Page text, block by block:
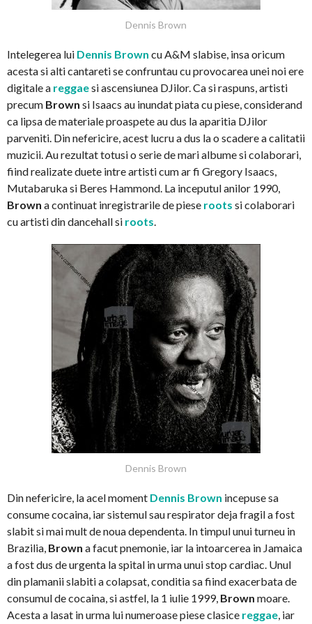
Dennis Brown
Intelegerea lui Dennis Brown cu A&M slabise, insa oricum
acesta si alti cantareti se confruntau cu provocarea unei noi ere
digitale a reggaesi ascensiunea DJilor. Ca si raspuns, artisti
precum Brown si Isaacs au inundat piata cu piese, considerand
ca lipsa de materiale proaspete au dus la aparitia DJilor
parveniti. Din nefericire, acest lucru a dus la o scadere a calitatii
muzicii. Au rezultat totusi o serie de mari albume si colaborari,
fiind realizate duete intre artisti cum ar fi Gregory Isaacs,
Mutabaruka si Beres Hammond. La inceputul anilor 1990,
Brown a continuat inregistrarile de piese roots si colaborari
cu artisti din dancehall si roots.
Dennis Brown
Din nefericire, la acel moment Dennis Brown incepuse sa
consume cocaina, iar sistemul sau respirator deja fragil a fost
slabit si mai mult de noua dependenta. In timpul unui turneu in
Brazilia, Brown a facut pnemonie, iar la intoarcerea in Jamaica
a fost dus de urgenta la spital in urma unui stop cardiac. Unul
din plamanii slabiti a colapsat, conditia sa fiind exacerbata de
consumul de cocaina, si astfel, la 1 iulie 1999, Brown moare.
Acesta a lasat in urma lui numeroase piese clasice reggae, iar